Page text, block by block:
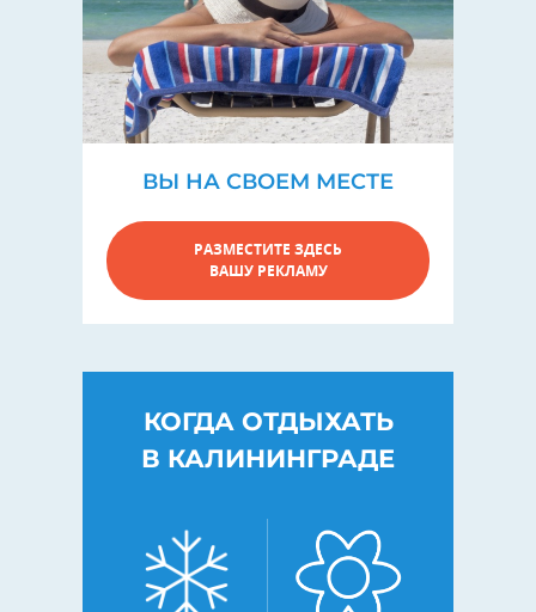
ВЫ НА СВОЕМ МЕСТЕ
РАЗМЕСТИТЕ ЗДЕСЬ
ВАШУ РЕКЛАМУ
КОГДА ОТДЫХАТЬ
В КАЛИНИНГРАДЕ